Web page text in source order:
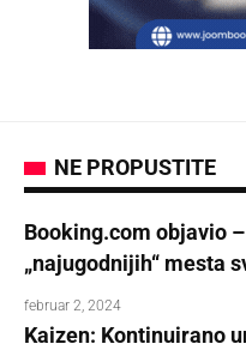
NE PROPUSTITE
Booking.com objavio
„najugodnijih“ mesta
februar 2, 2024
Kaizen: Kontinuirano